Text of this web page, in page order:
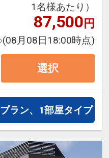
のJAL（または
約！フライトマイ
。
どの追加（同時予
ンもございます。
1名様あたり）
87,500円
(08月08日18:00時点)
選択
ラン、1部屋タイプ